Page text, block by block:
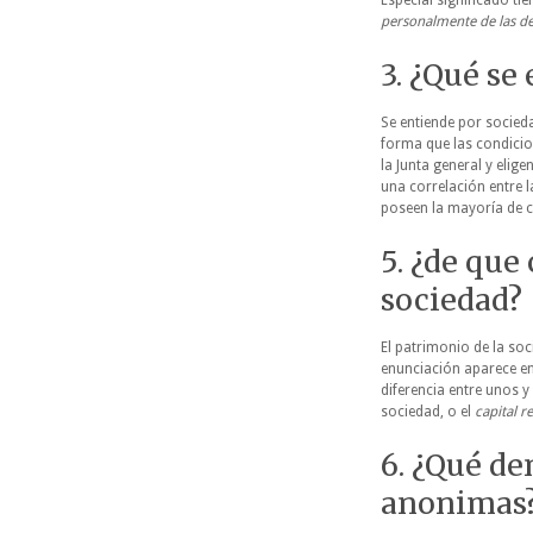
personalmente de las
3. ¿Qué
Se entiende por
forma que las
la Junta general y
una correlación entre
poseen la mayoría de
5. ¿de
sociedad?
El patrimonio de la
enunciación aparece
diferencia entre unos
sociedad, o el capital
6. ¿Qué